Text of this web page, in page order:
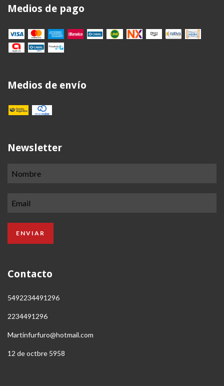
Medios de pago
Medios de envío
Newsletter
Contacto
5492234491296
2234491296
Martinfurfuro@hotmail.com
12 de octbre 5958